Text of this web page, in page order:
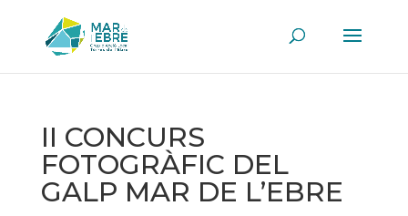
II CONCURS
FOTOGRÀFIC DEL
GALP MAR DE L’EBRE